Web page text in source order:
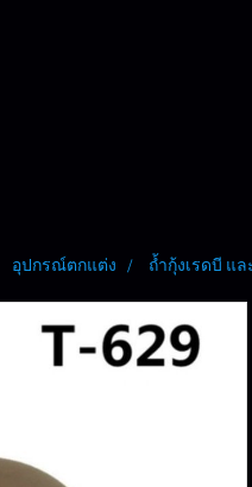
อุปกรณ์ตกแต่ง ถ้ำกุ้งเรดบี แ